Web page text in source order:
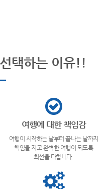
택하는 이유!!
여행에 대한 책임감
여행이 시작하는 날부터 끝나는 날까지
책임을 지고 완벽한 여행이 되도록
최선을 다합니다.